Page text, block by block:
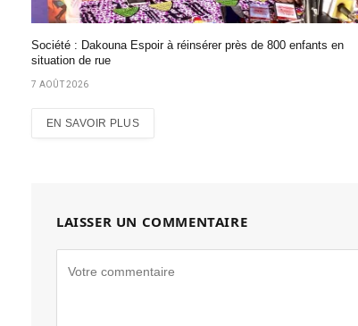
Société : Dakouna Espoir à réinsérer près de 800 enfants en
situation de rue
7 AOÛT 2026
EN SAVOIR PLUS
LAISSER UN COMMENTAIRE